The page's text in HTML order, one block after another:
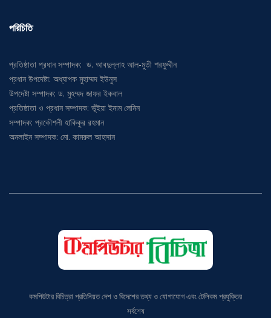
প্রতিষ্ঠাতা প্রধান সম্পাদক: ড. আবদুল্লাহ আল-মুতী শরফুদ্দীন
প্রধান উপদেষ্টা: অধ্যাপক মুহাম্মদ ইউনুস
উপদেষ্টা সম্পাদক: ড. মুহম্মদ জাফর ইকবাল
প্রতিষ্ঠাতা ও প্রধান সম্পাদক: ভূঁইয়া ইনাম লেনিন
সম্পাদক: প্রকৌশলী হাকিকুর রহমান
কমপিউটার বিচিত্রা প্রতিনিয়ত দেশ ও বিদেশের তথ্য ও যোগাযোগ এবং টেলিকম প্রযুক্তির